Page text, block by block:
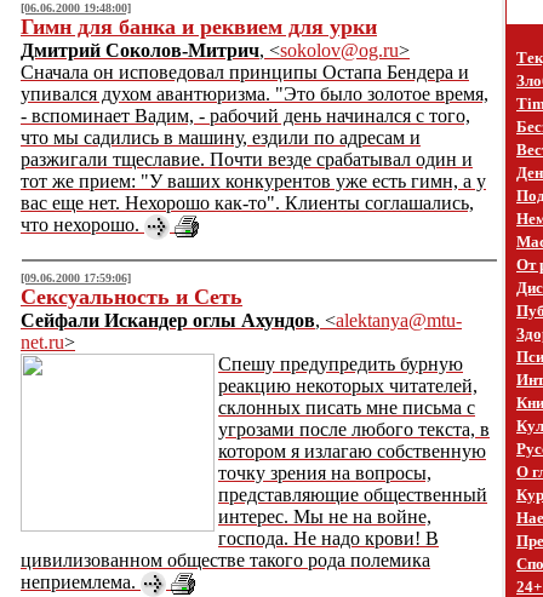
[06.06.2000 19:48:00]
Гимн для банка и реквием для урки
Дмитрий Соколов-Митрич, <sokolov@og.ru>
Сначала он исповедовал принципы Остапа Бендера и
упивался духом авантюризма. "Это было золотое время,
- вспоминает Вадим, - рабочий день начинался с того,
что мы садились в машину, ездили по адресам и
разжигали тщеславие. Почти везде срабатывал один и
тот же прием: "У ваших конкурентов уже есть гимн, а у
вас еще нет. Нехорошо как-то". Клиенты соглашались,
что нехорошо.
[09.06.2000 17:59:06]
Сексуальность и Сеть
Сейфали Искандер оглы Ахундов, <alektanya@mtu-
net.ru>
Спешу предупредить бурную
реакцию некоторых читателей,
склонных писать мне письма с
угрозами после любого текста, в
котором я излагаю собственную
точку зрения на вопросы,
представляющие общественный
интерес. Мы не на войне,
господа. Не надо крови! В
цивилизованном обществе такого рода полемика
неприемлема.
От
О